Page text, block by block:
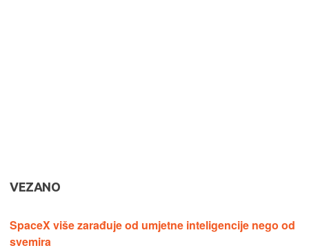
VEZANO
SpaceX više zarađuje od umjetne inteligencije nego od
svemira